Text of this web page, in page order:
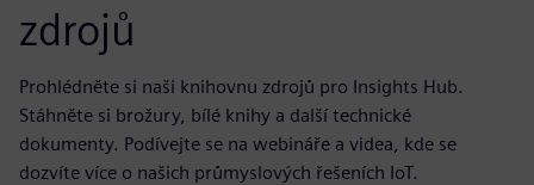
zdrojů
Prohlédněte si naši knihovnu zdrojů pro Insights Hub.
Stáhněte si brožury, bílé knihy a další technické
dokumenty. Podívejte se na webináře a videa, kde se
dozvíte více o našich průmyslových řešeních IoT.